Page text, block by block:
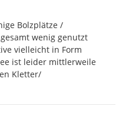
Bolzplätze /
wenig genutzt
vielleicht in Form
ist leider mittlerweile
Kletter/